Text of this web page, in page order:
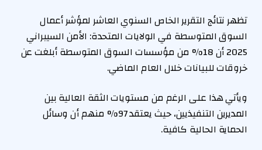
تظهر نتائج التقرير الخاص السنوي العاشر لمؤشر أعمال
السوق المتوسطة في الولايات المتحدة: الأمن السيبراني
2025 أن 18% من مؤسسات السوق المتوسطة أبلغت عن
خروقات للبيانات خلال العام الماضي.
ويأتي هذا على الرغم من مستويات الثقة العالية بين
المديرين التنفيذيين، حيث يعتقد 97% منهم أن وسائل
الحماية الحالية كافية.